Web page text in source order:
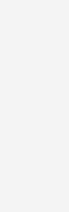
Sollten Sie auf
sind,
sie an den